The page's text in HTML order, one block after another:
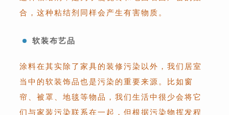
合，这种粘结剂同样会产生有害物质。
软装布艺品
涂料在其实除了家具的装修污染以外，我们居室
当中的软装饰品也是污染的重要来源。比如窗
帘、被罩、地毯等物品，我们生活中很少会将它
们与家装污染联系在一起，但根据污染物挥发程